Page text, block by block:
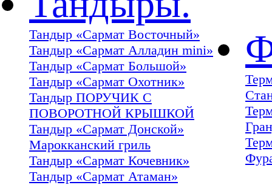
Тандыр «Сармат Восточный»
Тандыр «Сармат Алладин mini»
Тандыр «Сармат Большой»
Тандыр «Сармат Охотник»
Тандыр ПОРУЧИК С
ПОВОРОТНОЙ КРЫШКОЙ
Тандыр «Сармат Донской»
Марокканский гриль
Тандыр «Сармат Кочевник»
Тандыр «Сармат Атаман»